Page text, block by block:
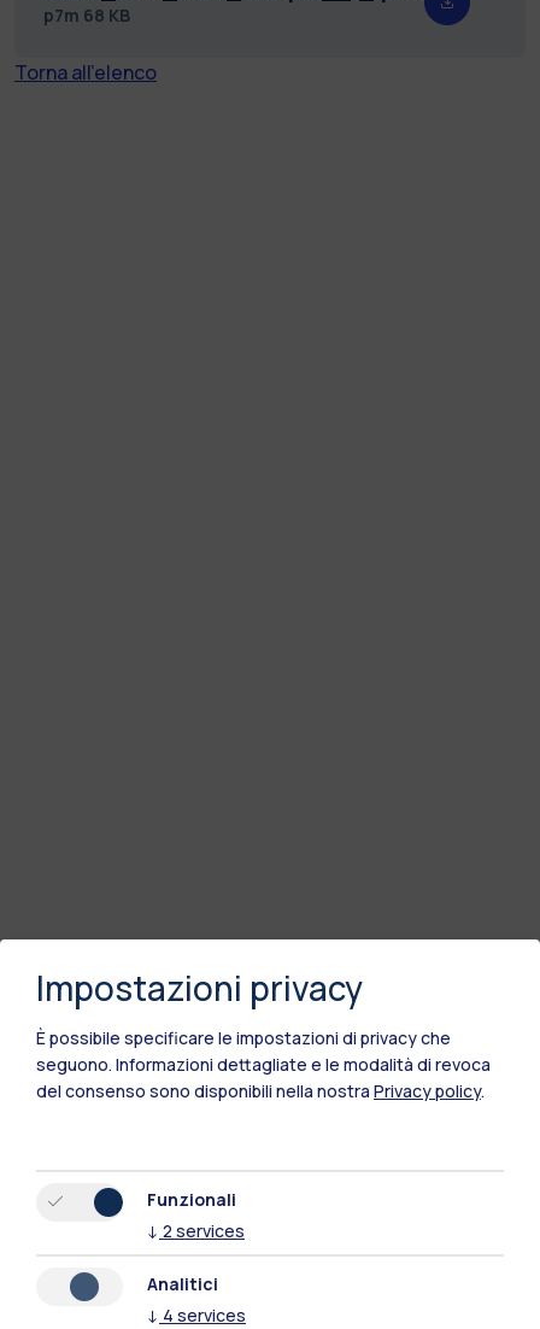
p7m 68 KB
Torna all'elenco
Impostazioni privacy
È possibile specificare le impostazioni di privacy che
seguono. Informazioni dettagliate e le modalità di revoca
del consenso sono disponibili nella nostra Privacy policy.
Funzionali
↓ 2 services
Analitici
↓ 4 services